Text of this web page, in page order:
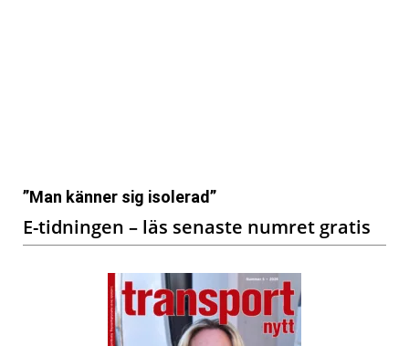
”Man känner sig isolerad”
E-tidningen – läs senaste numret gratis